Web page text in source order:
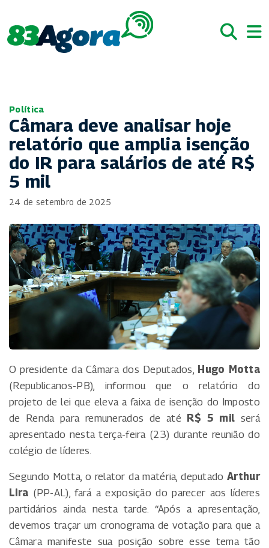
Política
Câmara deve analisar hoje
relatório que amplia isenção
do IR para salários de até R$
5 mil
24 de setembro de 2025
O presidente da Câmara dos Deputados, Hugo Motta
(Republicanos-PB), informou que o relatório do
projeto de lei que eleva a faixa de isenção do Imposto
de Renda para remunerados de até
R$ 5 mil será
apresentado nesta terça-feira (23) durante reunião do
colégio de líderes.
Segundo Motta, o relator da matéria, deputadoArthur
Lira (PP-AL), fará a exposição do parecer aos líderes
partidários ainda nesta tarde. “Após a apresentação,
devemos traçar um cronograma de votação para que a
Câmara manifeste sua posição sobre esse tema tão